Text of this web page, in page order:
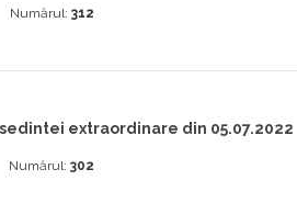
Numărul: 312
extraordinare din 05.07.2022
Numărul: 302